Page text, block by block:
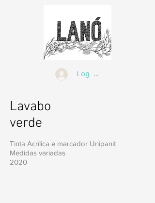
Log In
Lavabo
verde
Tinta Acrílica e marcador Unipanit
Medidas variadas
2020